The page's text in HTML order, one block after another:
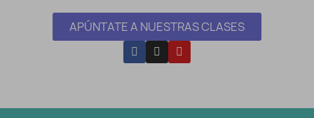
APÚNTATE A NUESTRAS CLASES